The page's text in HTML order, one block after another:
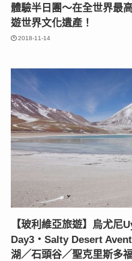
體驗半日團～在全世界最
遊世界文化遺產！
2018-11-14
【玻利維亞旅遊】烏尤尼
Day3‧Salty Desert
湖／石頭谷／聖克里斯多